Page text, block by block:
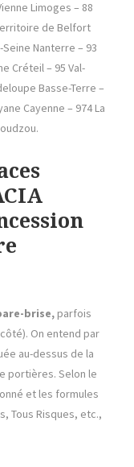
Limoges – 88
de Belfort
Nanterre – 93
Créteil – 95 Val-
Basse-Terre –
Cayenne – 974 La
brise, parfois
On entend par
au-dessus de la
portières. Selon le
et les formules
Tous Risques, etc.,